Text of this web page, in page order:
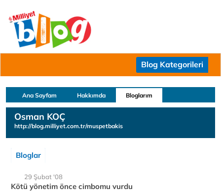
Blog Kategorileri
Ana Sayfam Hakkımda Bloglarım
Osman KOÇ
http://blog.milliyet.com.tr/muspetbakis
Bloglar
29 Şubat '08
Kötü yönetim önce cimbomu vurdu